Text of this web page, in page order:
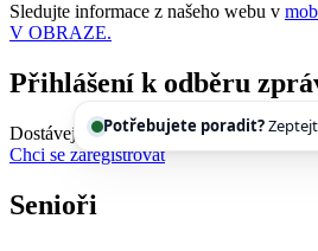
Sledujte informace z našeho webu v
V OBRAZE.
Přihlášení k odběru
Dostávejteinformace z našeho webu
Chci se zaregistrovat
Senioři
Potřebujete poradit?